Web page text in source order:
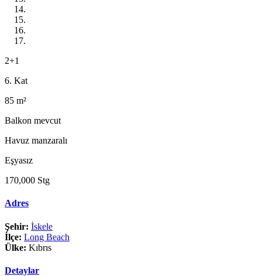
2+1
6. Kat
85 m²
Balkon mevcut
Havuz manzaralı
Eşyasız
170,000 Stg
Adres
Şehir: İskele
İlçe: Long Beach
Ülke: Kıbrıs
Detaylar